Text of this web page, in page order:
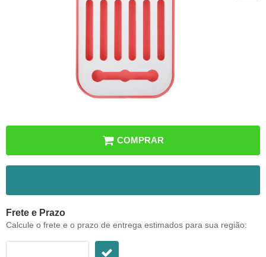
COMPRAR
Frete e Prazo
Calcule o frete e o prazo de entrega estimados para sua região: